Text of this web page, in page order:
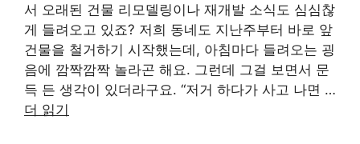
서 오래된 건물 리모델링이나 재개발 소식도 심심찮
게 들려오고 있죠? 저희 동네도 지난주부터 바로 앞
건물을 철거하기 시작했는데, 아침마다 들려오는 굉
음에 깜짝깜짝 놀라곤 해요. 그런데 그걸 보면서 문
득 든 생각이 있더라구요. “저거 하다가 사고 나면 …
더 읽기